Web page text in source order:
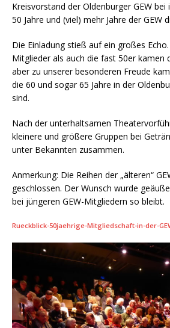
Kreisvorstand der Oldenburger GEW
50 Jahre und (viel) mehr Jahre der GEW
Die Einladung stieß auf ein großes
Mitglieder als auch die fast 50er kamen
aber zu unserer besonderen Freude
die 60 und sogar 65 Jahre in der
sind.
Nach der unterhaltsamen
kleinere und größere Gruppen bei
unter Bekannten zusammen.
Anmerkung: Die Reihen der „älteren“
geschlossen. Der Wunsch wurde
bei jüngeren GEW-Mitgliedern so bleibt.
Rueckblick-50jaehrige-Mitgliedschaft-in-der-